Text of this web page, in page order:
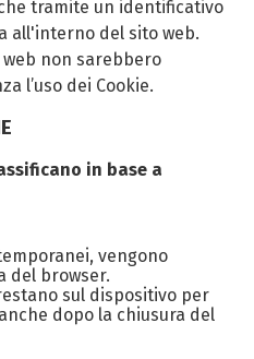
tramite un identificativo
all'interno del sito web.
non sarebbero
l’uso dei Cookie.
in base a
vengono
del browser.
sul dispositivo per
dopo la chiusura del